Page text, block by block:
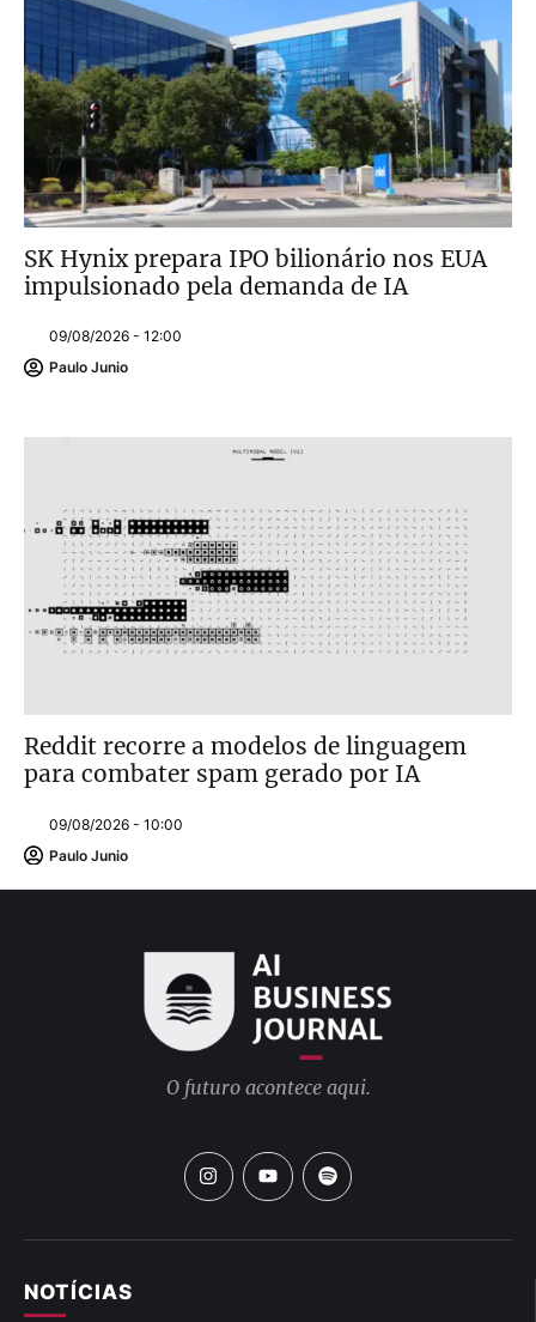
SK Hynix prepara IPO bilionário nos EUA
impulsionado pela demanda de IA
09/08/2026 - 12:00
Paulo Junio
Reddit recorre a modelos de linguagem
para combater spam gerado por IA
09/08/2026 - 10:00
Paulo Junio
NOTÍCIAS
O futuro acontece aqui.